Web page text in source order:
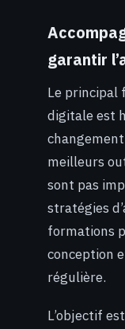
garantir
Le principal
digitale est
meilleurs
sont pas
stratégies
formations
conception
régulière.
L’objectif